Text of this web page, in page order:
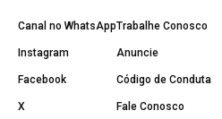
Canal no WhatsApp
Instagram
Facebook
X
Trabalhe Conosco
Anuncie
Código de Conduta
Fale Conosco